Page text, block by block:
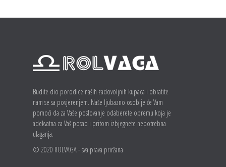
Budite dio porodice naših zadovoljnih kupaca i obratite
nam se sa povjerenjem. Naše ljubazno osoblje će Vam
pomoći da za Vaše poslovanje odaberete opremu koja je
adekvatna za Vaš posao i pritom izbjegnete nepotrebna
ulaganja.
© 2020 ROLVAGA - sva prava priržana